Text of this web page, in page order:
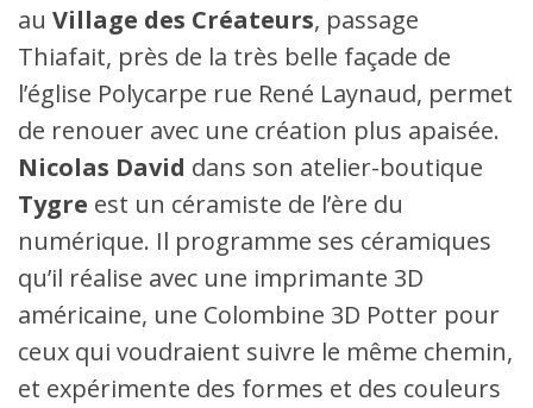
au Village des Créateurs, passage
Thiafait, près de la très belle façade de
l’église Polycarpe rue René Laynaud, permet
de renouer avec une création plus apaisée.
Nicolas David dans son atelier-boutique
Tygre est un céramiste de l’ère du
numérique. Il programme ses céramiques
qu’il réalise avec une imprimante 3D
américaine, une Colombine 3D Potter pour
ceux qui voudraient suivre le même chemin,
et expérimente des formes et des couleurs